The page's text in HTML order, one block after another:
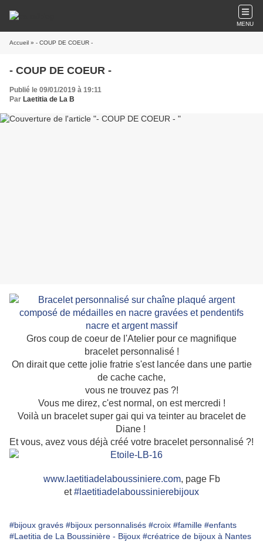
MENU
Accueil » - COUP DE COEUR -
- COUP DE COEUR -
Publié le 09/01/2019 à 19:11
Par Laetitia de La B
Gros coup de coeur de l'Atelier pour ce magnifique
bracelet personnalisé !
On dirait que cette jolie fratrie s'est lancée dans une partie
de cache cache,
vous ne trouvez pas ?!
Vous me direz, c'est normal, on est mercredi !
Voilà un bracelet super gai qui va teinter au bracelet de
Diane !
Et vous, avez vous déjà créé votre bracelet personnalisé ?!
www.laetitiadelaboussiniere.com, page Fb
et# laetitiadelaboussinierebijoux
#bijoux gravés #bijoux personnalisés #croix #famille #enfants
#Laetitia de La Boussinière - Bijoux #créatrice de bijoux à Nantes